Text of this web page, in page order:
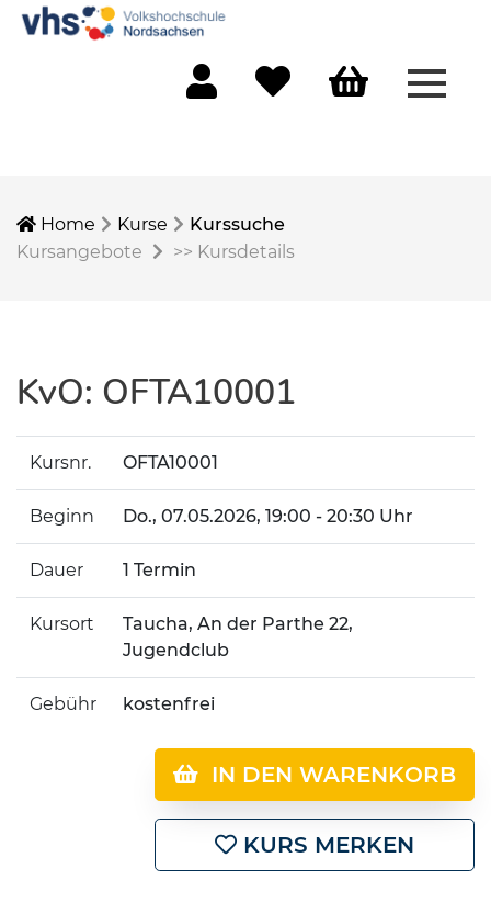
Home Kurse
Kurssuche
Kursangebote
>> Kursdetails
KvO: OFTA10001
Kursnr. OFTA10001
Beginn Do., 07.05.2026, 19:00 - 20:30 Uhr
Dauer 1 Termin
Kursort
Taucha, An der Parthe 22,
Jugendclub
Gebühr kostenfrei
IN DEN WARENKORB
KURS MERKEN